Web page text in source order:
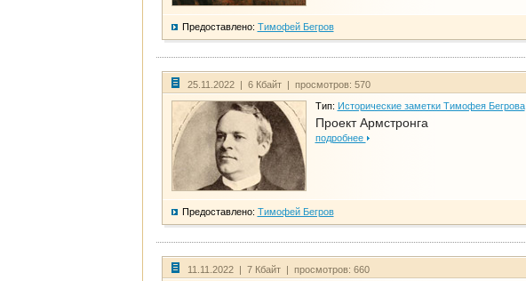
Предоставлено: Тимофей Бегров
25.11.2022 | 6 Кбайт | просмотров: 570
Тип: Исторические заметки Тимофея Бегрова
Проект Армстронга
подробнее
Предоставлено: Тимофей Бегров
11.11.2022 | 7 Кбайт | просмотров: 660